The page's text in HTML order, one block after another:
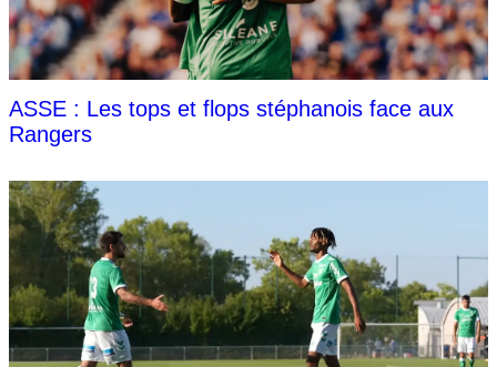
ASSE : Les tops et flops stéphanois face aux
Rangers